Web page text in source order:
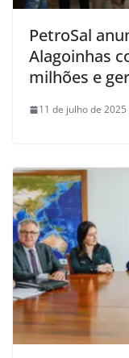
PetroSal
Alagoinhas
milhões e
11 de julho de 2025